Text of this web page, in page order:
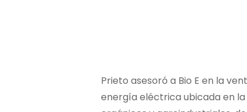
Prieto asesoró a Bio E en la
energía eléctrica ubicada en